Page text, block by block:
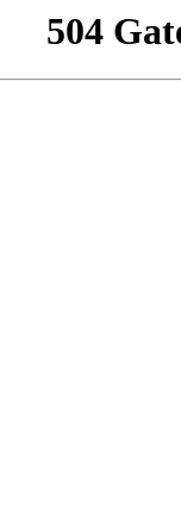
504